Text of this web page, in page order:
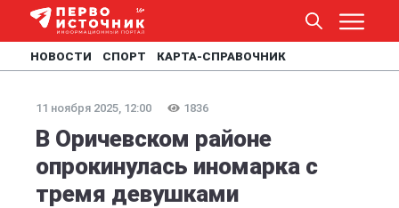
НОВОСТИ СПОРТ КАРТА-СПРАВОЧНИК
11 ноября 2025, 12:00 1836
В Оричевском районе
опрокинулась иномарка с
тремя девушками